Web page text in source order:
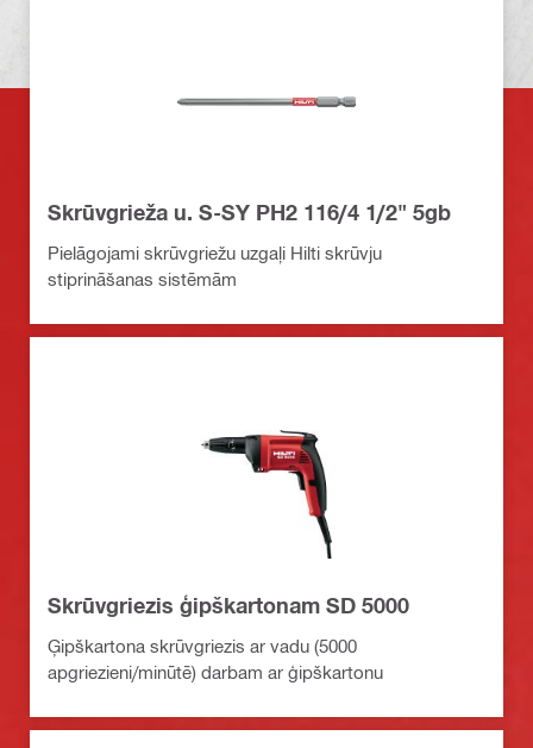
Skrūvgrieža u. S-SY PH2 116/4 1/2" 5gb
Pielāgojami skrūvgriežu uzgaļi Hilti skrūvju
stiprināšanas sistēmām
Skrūvgriezis ģipškartonam SD 5000
Ģipškartona skrūvgriezis ar vadu (5000
apgriezieni/minūtē) darbam ar ģipškartonu